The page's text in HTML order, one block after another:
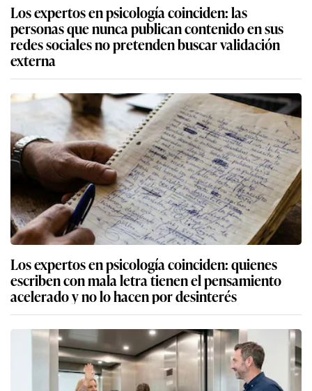
Los expertos en psicología coinciden: las
personas que nunca publican contenido en sus
redes sociales no pretenden buscar validación
externa
Los expertos en psicología coinciden: quienes
escriben con mala letra tienen el pensamiento
acelerado y no lo hacen por desinterés